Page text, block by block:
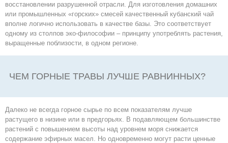
восстановлении разрушенной отрасли. Для изготовления домашних
или промышленных «горских» смесей качественный кубанский чай
вполне логично использовать в качестве базы. Это соответствует
одному из столпов эко-философии – принципу употреблять растения,
выращенные поблизости, в одном регионе.
ЧЕМ ГОРНЫЕ ТРАВЫ ЛУЧШЕ РАВНИННЫХ?
Далеко не всегда горное сырье по всем показателям лучше
растущего в низине или в предгорьях. В подавляющем большинстве
растений с повышением высоты над уровнем моря снижается
содержание эфирных масел. Но одновременно могут расти ценные